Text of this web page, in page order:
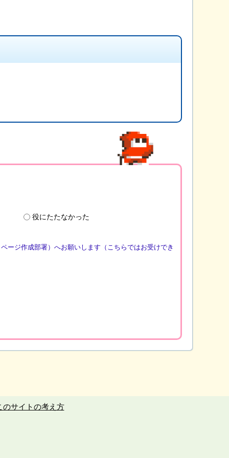
役にたたなかった
ージ作成部署）へお願いします（こちらではお受けでき
のサイトの考え方